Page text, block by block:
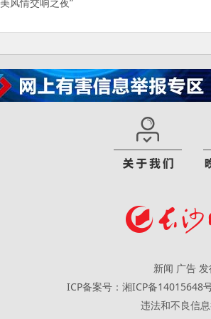
新闻 广告
ICP备案号：湘ICP备14015648
违法和不良信